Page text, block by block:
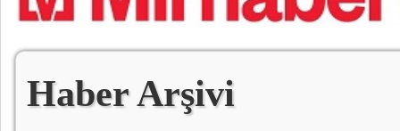
Haber Arşivi